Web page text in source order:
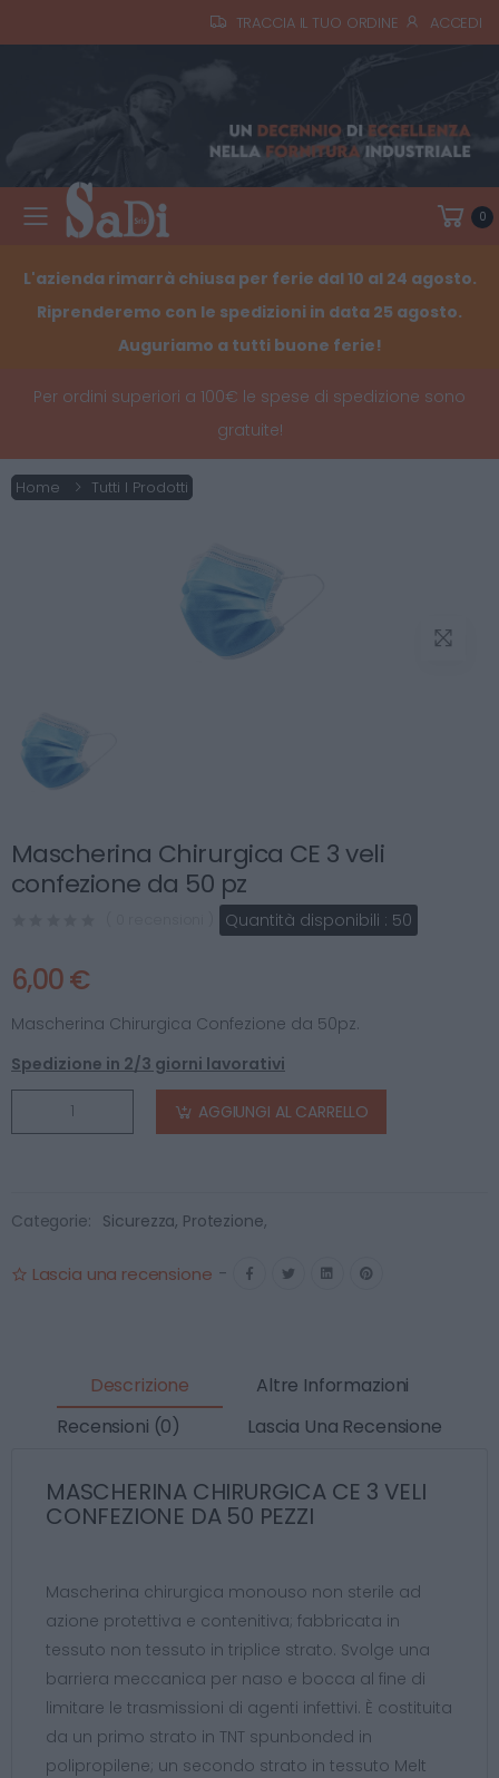
TRACCIA IL TUO ORDINE ACCEDI
Toggle mobile menu 0
L'azienda rimarrà chiusa per ferie dal 10 al 24 agosto.
Riprenderemo con le spedizioni in data 25 agosto.
Auguriamo a tutti buone ferie!
Per ordini superiori a 100€ le spese di spedizione sono
gratuite!
Home Tutti I Prodotti
Mascherina Chirurgica CE 3 veli
confezione da 50 pz
Quantità disponibili : 50
6,00 €
Mascherina Chirurgica Confezione da 50pz.
Spedizione in 2/3 giorni lavorativi
AGGIUNGI AL CARRELLO
Categorie: Sicurezza, Protezione,
Lascia una recensione -
Descrizione
Altre Informazioni
Recensioni (0)
Lascia Una Recensione
MASCHERINA CHIRURGICA CE 3 VELI
CONFEZIONE DA 50 PEZZI
Mascherina chirurgica monouso non sterile ad
azione protettiva e contenitiva; fabbricata in
tessuto non tessuto in triplice strato. Svolge una
barriera meccanica per naso e bocca al fine di
limitare le trasmissioni di agenti infettivi. È costituita
da un primo strato in TNT spunbonded in
polipropilene; un secondo strato in tessuto Melt